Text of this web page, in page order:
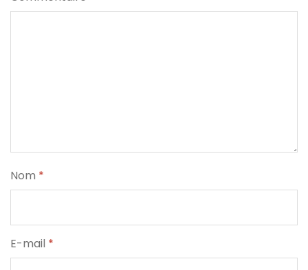
Nom *
E-mail *